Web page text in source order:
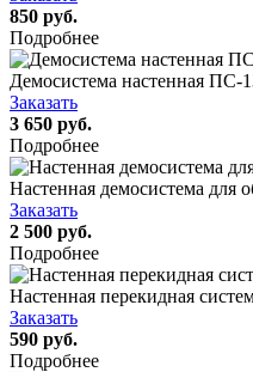
850 руб.
Подробнее
Демосистема настенная ПС-
Заказать
3 650 руб.
Подробнее
Настенная демосистема для
Заказать
2 500 руб.
Подробнее
Настенная перекидная
Заказать
590 руб.
Подробнее